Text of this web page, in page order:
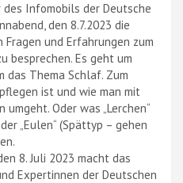
des Infomobils der Deutsche
den 8.7.2023 die
und Erfahrungen zum
besprechen. Es geht um
das Thema Schlaf. Zum
ist und wie man mit
Oder was „Lerchen“
„Eulen“ (Spättyp – gehen
8. Juli 2023 macht das
Expertinnen der Deutschen